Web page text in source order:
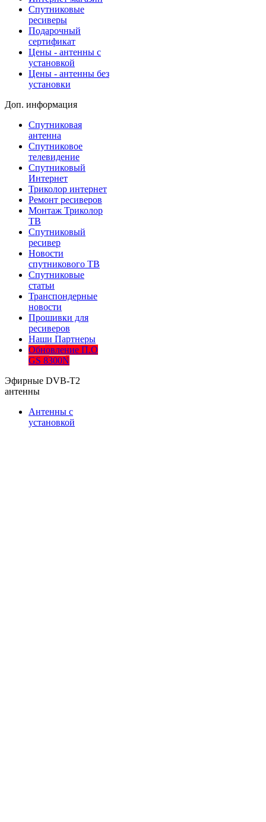
Спутниковые
ресиверы
Подарочный
сертификат
Цены - антенны с
установкой
Цены - антенны без
установки
Доп. информация
Спутниковая
антенна
Спутниковое
телевидение
Спутниковый
Интернет
Триколор интернет
Ремонт ресиверов
Монтаж Триколор
ТВ
Спутниковый
ресивер
Новости
спутникового ТВ
Спутниковые
статьи
Транспондерные
новости
Прошивки для
ресиверов
Наши Партнеры
Обновление П.О
GS 8300N
Эфирные DVB-T2
антенны
Антенны с
установкой